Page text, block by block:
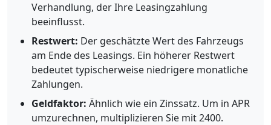
Verhandlung, der Ihre Leasingzahlung
beeinflusst.
Restwert: Der geschätzte Wert des Fahrzeugs
am Ende des Leasings. Ein höherer Restwert
bedeutet typischerweise niedrigere monatliche
Zahlungen.
Geldfaktor: Ähnlich wie ein Zinssatz. Um in APR
umzurechnen, multiplizieren Sie mit 2400.